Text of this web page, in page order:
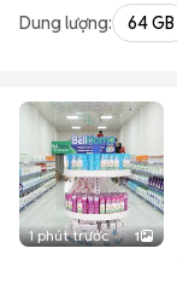
Dung lượng: 64 GB
1 phút trước 1